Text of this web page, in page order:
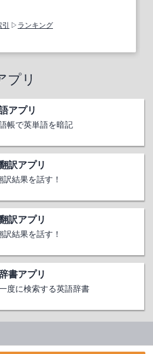
引 ランキング
プリ
アプリ
帳で英単語を暗記
訳アプリ
結果を話す！
訳アプリ
結果を話す！
書アプリ
度に検索する英語辞書